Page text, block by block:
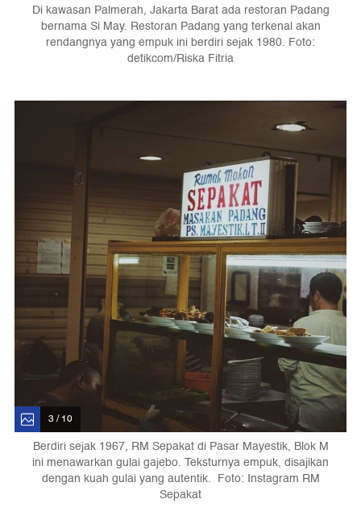
Di kawasan Palmerah, Jakarta Barat ada restoran Padang
bernama Si May. Restoran Padang yang terkenal akan
rendangnya yang empuk ini berdiri sejak 1980. Foto:
detikcom/Riska Fitria
3 / 10
Berdiri sejak 1967, RM Sepakat di Pasar Mayestik, Blok M
ini menawarkan gulai gajebo. Teksturnya empuk, disajikan
dengan kuah gulai yang autentik. Foto: Instagram RM
Sepakat